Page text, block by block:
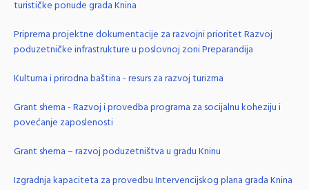
turističke ponude grada Knina
Priprema projektne dokumentacije za razvojni prioritet Razvoj
poduzetničke infrastrukture u poslovnoj zoni Preparandija
Kulturna i prirodna baština - resurs za razvoj turizma
Grant shema - Razvoj i provedba programa za socijalnu koheziju i
povećanje zaposlenosti
Grant shema – razvoj poduzetništva u gradu Kninu
Izgradnja kapaciteta za provedbu Intervencijskog plana grada Knina